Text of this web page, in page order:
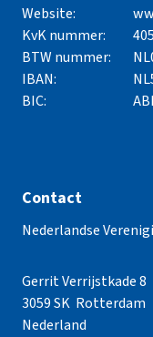
Website:
KvK nummer:
BTW nummer:
IBAN:
BIC:
Contact
Nederlandse
Gerrit Verrijstkade 8
3059 SK Rotterdam
Nederland